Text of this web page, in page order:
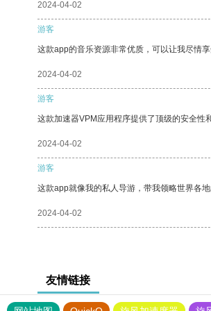
2024-04-02
游客
这款app的音乐资源非常优质，可以让我尽情享
2024-04-02
游客
这款加速器VPM应用程序提供了顶级的安全性
2024-04-02
游客
这款app就像我的私人导游，带我领略世界各地
2024-04-02
友情链接